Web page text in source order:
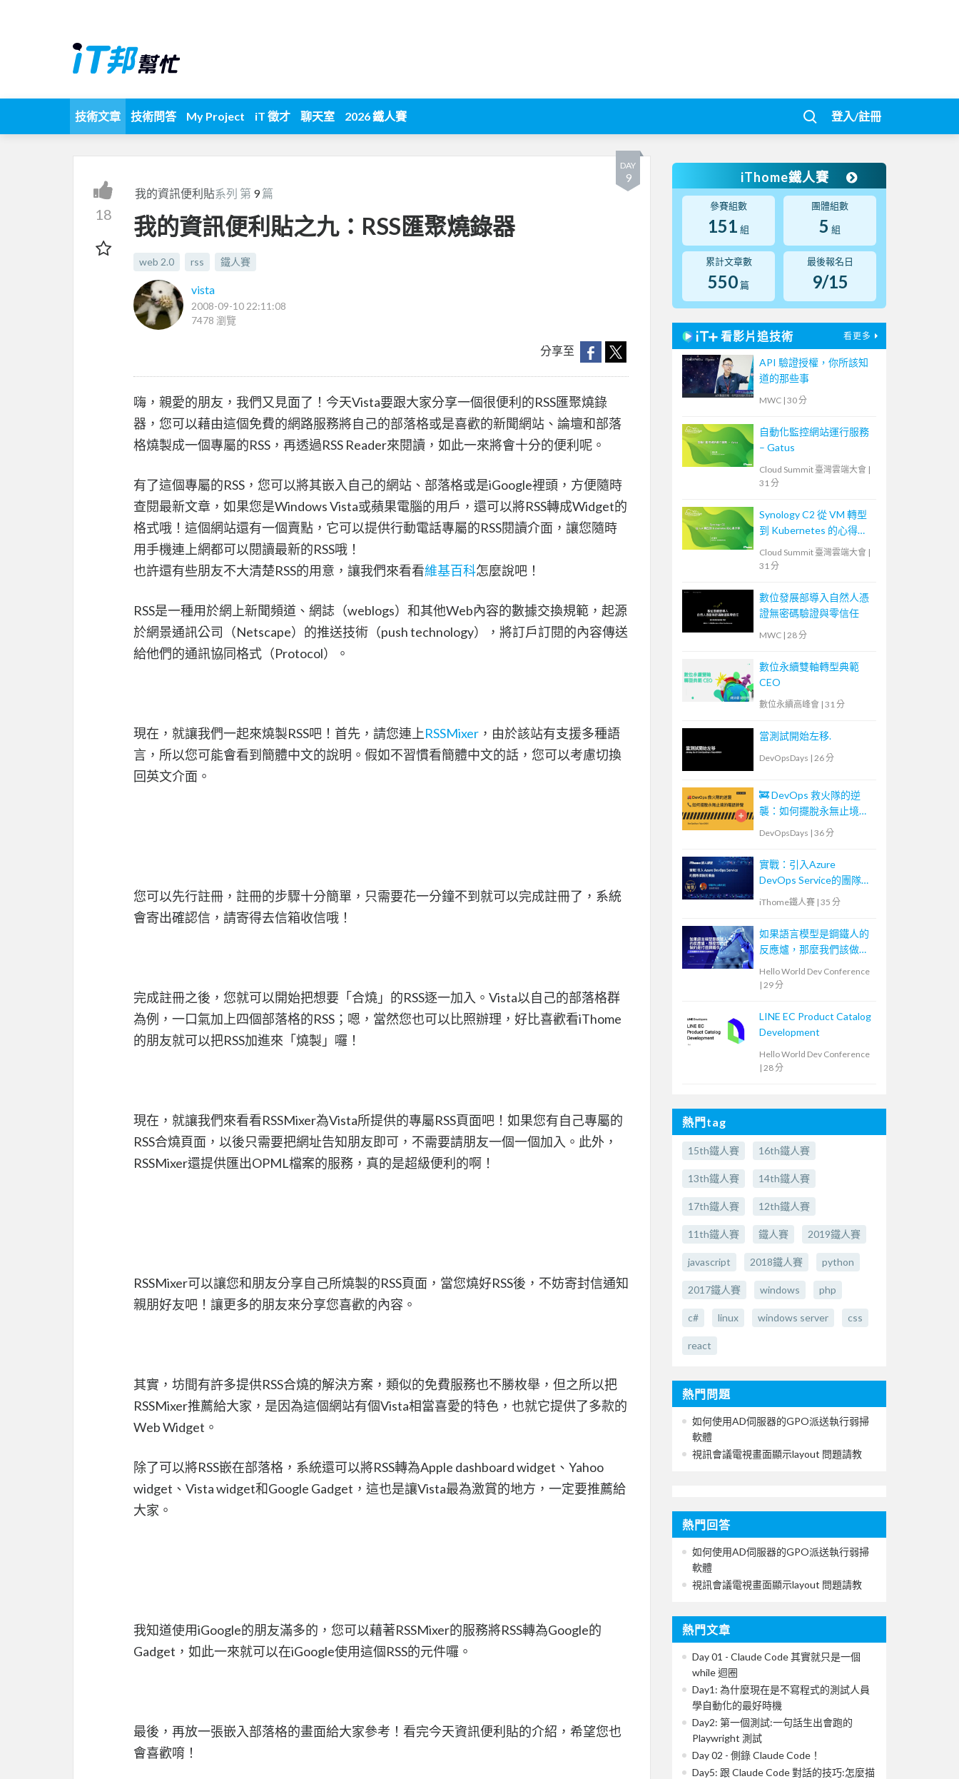
技術文章 技術問答 My Project iT 徵才 聊天室 2026 鐵人賽 登入/註冊
DAY
9
18
我的資訊便利貼系列 第 9篇
我的資訊便利貼之九：RSS匯聚燒錄器
web 2.0 rss 鐵人賽
vista
2008-09-10 22:11:08
7478 瀏覽
分享至
嗨，親愛的朋友，我們又見面了！今天Vista要跟大家分享一個很便利的RSS匯聚燒錄
器，您可以藉由這個免費的網路服務將自己的部落格或是喜歡的新聞網站、論壇和部落
格燒製成一個專屬的RSS，再透過RSS Reader來閱讀，如此一來將會十分的便利呢。
有了這個專屬的RSS，您可以將其嵌入自己的網站、部落格或是iGoogle裡頭，方便隨時
查閱最新文章，如果您是Windows Vista或蘋果電腦的用戶，還可以將RSS轉成Widget的
格式哦！這個網站還有一個賣點，它可以提供行動電話專屬的RSS閱讀介面，讓您隨時
用手機連上網都可以閱讀最新的RSS哦！
也許還有些朋友不大清楚RSS的用意，讓我們來看看維基百科怎麼說吧！
RSS是一種用於網上新聞頻道、網誌（weblogs）和其他Web內容的數據交換規範，起源
於網景通訊公司（Netscape）的推送技術（push technology），將訂戶訂閱的內容傳送
給他們的通訊協同格式（Protocol）。
現在，就讓我們一起來燒製RSS吧！首先，請您連上RSSMixer ，由於該站有支援多種語
言，所以您可能會看到簡體中文的說明。假如不習慣看簡體中文的話，您可以考慮切換
回英文介面。
您可以先行註冊，註冊的步驟十分簡單，只需要花一分鐘不到就可以完成註冊了，系統
會寄出確認信，請寄得去信箱收信哦！
完成註冊之後，您就可以開始把想要「合燒」的RSS逐一加入。Vista以自己的部落格群
為例，一口氣加上四個部落格的RSS；嗯，當然您也可以比照辦理，好比喜歡看iThome
的朋友就可以把RSS加進來「燒製」囉！
現在，就讓我們來看看RSSMixer為Vista所提供的專屬RSS頁面吧！如果您有自己專屬的
RSS合燒頁面，以後只需要把網址告知朋友即可，不需要請朋友一個一個加入。此外，
RSSMixer還提供匯出OPML檔案的服務，真的是超級便利的啊！
RSSMixer可以讓您和朋友分享自己所燒製的RSS頁面，當您燒好RSS後，不妨寄封信通知
親朋好友吧！讓更多的朋友來分享您喜歡的內容。
其實，坊間有許多提供RSS合燒的解決方案，類似的免費服務也不勝枚舉，但之所以把
RSSMixer推薦給大家，是因為這個網站有個Vista相當喜愛的特色，也就它提供了多款的
Web Widget。
除了可以將RSS嵌在部落格，系統還可以將RSS轉為Apple dashboard widget、Yahoo
widget、Vista widget和Google Gadget，這也是讓Vista最為激賞的地方，一定要推薦給
大家。
我知道使用iGoogle的朋友滿多的，您可以藉著RSSMixer的服務將RSS轉為Google的
Gadget，如此一來就可以在iGoogle使用這個RSS的元件囉。
最後，再放一張嵌入部落格的畫面給大家參考！看完今天資訊便利貼的介紹，希望您也
會喜歡唷！
iThome鐵人賽
參賽組數
151 組
團體組數
5 組
累計文章數
550 篇
最後報名日
9/15
看影片追技術 看更多
API 驗證授權，你所該知
道的那些事
MWC | 30 分
自動化監控網站運行服務
– Gatus
Cloud Summit 臺灣雲端大會 |
31 分
Synology C2 從 VM 轉型
到 Kubernetes 的心得分
Cloud Summit 臺灣雲端大會 |
31 分
數位發展部導入自然人憑
證無密碼驗證與零信任
MWC | 28 分
數位永續雙軸轉型典範
CEO
數位永續高峰會 | 31 分
當測試開始左移.
DevOpsDays | 26 分
🚒 DevOps 救火隊的逆
襲：如何擺脫永無止境的
DevOpsDays | 36 分
實戰：引入Azure
DevOps Service的團隊探
險前奏曲
iThome鐵人賽 | 35 分
如果語言模型是鋼鐵人的
反應爐，那麼我們該做的
Hello World Dev Conference
| 29 分
LINE EC Product Catalog
Development
Hello World Dev Conference
| 28 分
熱門tag
15th鐵人賽 16th鐵人賽
13th鐵人賽 14th鐵人賽
17th鐵人賽 12th鐵人賽
11th鐵人賽 鐵人賽 2019鐵人賽
javascript 2018鐵人賽 python
2017鐵人賽 windows php
c# linux windows server css
react
熱門問題
如何使用AD伺服器的GPO派送執行弱掃
軟體
視訊會議電視畫面顯示layout 問題請教
熱門回答
如何使用AD伺服器的GPO派送執行弱掃
軟體
視訊會議電視畫面顯示layout 問題請教
熱門文章
Day 01 - Claude Code 其實就只是一個
while 迴圈
Day1: 為什麼現在是不寫程式的測試人員
學自動化的最好時機
Day2: 第一個測試:一句話生出會跑的
Playwright 測試
Day 02 - 側錄 Claude Code！
Day5: 跟 Claude Code 對話的技巧:怎麼描